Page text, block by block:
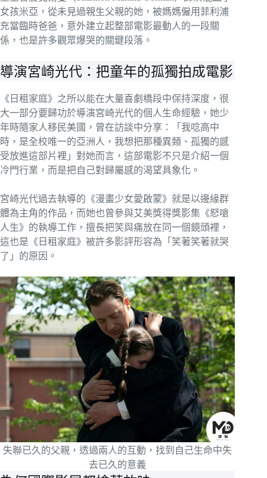
女孩米亞，從未見過親生父親的她，被媽媽僱用菲利浦
充當臨時爸爸，意外建立起整部電影最動人的一段關
係，也是許多觀眾爆哭的關鍵段落。
導演宮崎光代：把童年的孤獨拍成電影
《日租家庭》之所以能在大量喜劇橋段中保持深度，很
大一部分要歸功於導演宮崎光代的個人生命經驗，她少
年時隨家人移民美國，曾在訪談中分享：「我唸高中
時，是全校唯一的亞洲人，我想把那種異類、孤獨的感
受放進這部片裡」對她而言，這部電影不只是介紹一個
冷門行業，而是把自己對歸屬感的渴望具象化。
宮崎光代過去執導的《漫畫少女愛啟蒙》就是以邊緣群
體為主角的作品，而她也曾參與艾美獎得獎影集《怒嗆
人生》的執導工作，擅長把笑與痛放在同一個鏡頭裡，
這也是《日租家庭》被許多影評形容為「笑著笑著就哭
了」的原因。
失聯已久的父親，透過兩人的互動，找到自己生命中失
去已久的意義